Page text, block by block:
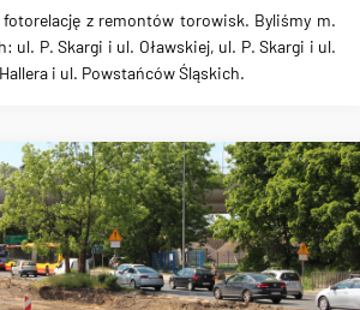
fotorelację z remontów torowisk. Byliśmy m.
ul. P. Skargi i ul. Oławskiej, ul. P. Skargi i ul.
i ul. Powstańców Śląskich.